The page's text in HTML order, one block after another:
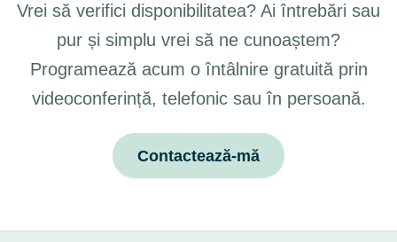
Vrei să verifici disponibilitatea? Ai întrebări sau
pur și simplu vrei să ne cunoaștem?
Programează acum o întâlnire gratuită prin
videoconferință, telefonic sau în persoană.
Contactează-mă